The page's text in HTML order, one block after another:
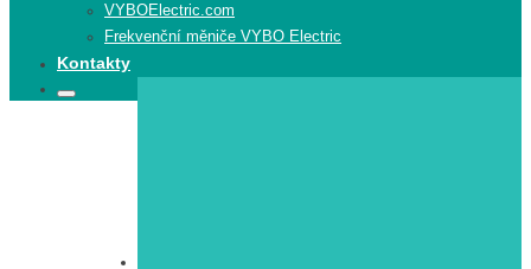
VYBOElectric.com
Frekvenční měniče VYBO Electric
Kontakty
Search
Search